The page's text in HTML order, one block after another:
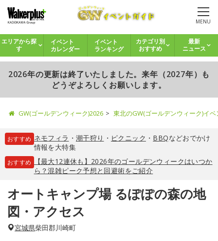
MENU
エリアから探
す
イベント
カレンダー
イベント
ランキング
カテゴリ別
おすすめ
最新
ニュース
2026年の更新は終了いたしました。来年（2027年）も
どうぞよろしくお願いします。
GW(ゴールデンウィーク)2026 東北のGW(ゴールデンウィーク)イ
おすすめ ネモフィラ ・ 潮干狩り ・ ピクニック ・ BBQなどおでかけ
情報を大特集
おすすめ
【最大12連休も】2026年のゴールデンウィークはいつか
ら？混雑ピーク予想と回避術をご紹介
オートキャンプ場 るぽぽの森の地
図・アクセス
宮城県柴田郡川崎町